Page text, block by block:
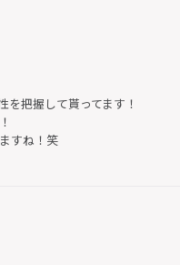
を把握して貰ってます！
すね！笑